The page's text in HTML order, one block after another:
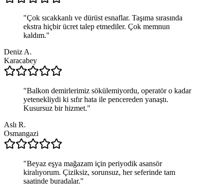
"Çok sıcakkanlı ve dürüst esnaflar. Taşıma sırasında
ekstra hiçbir ücret talep etmediler. Çok memnun
kaldım."
Deniz A.
Karacabey
"Balkon demirlerimiz sökülemiyordu, operatör o kadar
yetenekliydi ki sıfır hata ile pencereden yanaştı.
Kusursuz bir hizmet."
Aslı R.
Osmangazi
"Beyaz eşya mağazam için periyodik asansör
kiralıyorum. Çiziksiz, sorunsuz, her seferinde tam
saatinde buradalar."